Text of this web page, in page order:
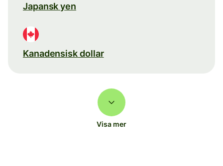
Japansk yen
Kanadensisk dollar
Visa mer